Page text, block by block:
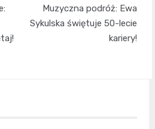
Muzyczna podróż: Ewa
Sykulska świętuje 50-lecie
kariery!